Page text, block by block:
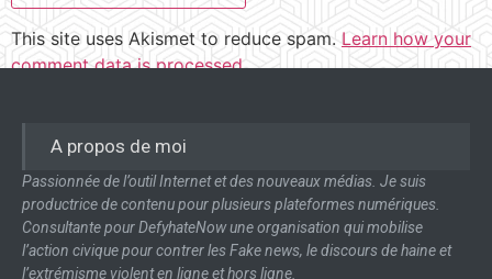
This site uses Akismet to reduce spam. Learn how your
comment data is processed.
A propos de moi
Passionnée de l’outil Internet et des nouveaux médias. Je suis
productrice de contenu pour plusieurs plateformes numériques.
Consultante pour DefyhateNow une organisation qui mobilise
l’action civique pour contrer les Fake news, le discours de haine et
l’extrémisme violent en ligne et hors ligne.